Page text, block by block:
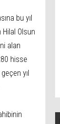
bu yıl
Hilal Olsun
alan
hisse
yıl